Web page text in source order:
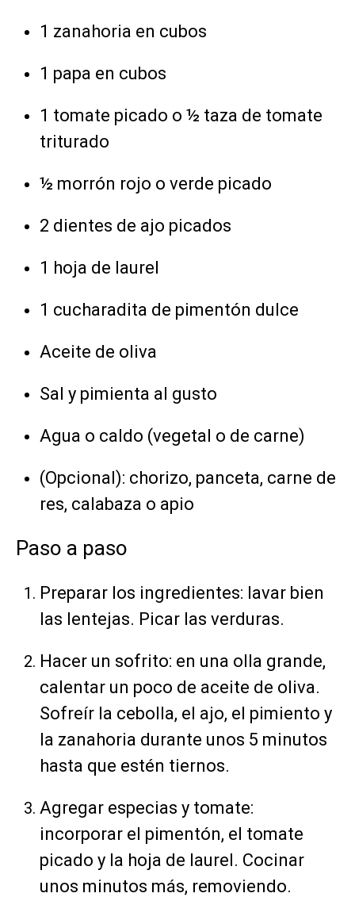
1 zanahoria en cubos
1 papa en cubos
1 tomate picado o ½ taza de tomate
triturado
½ morrón rojo o verde picado
2 dientes de ajo picados
1 hoja de laurel
1 cucharadita de pimentón dulce
Aceite de oliva
Sal y pimienta al gusto
Agua o caldo (vegetal o de carne)
(Opcional): chorizo, panceta, carne de
res, calabaza o apio
Paso a paso
Preparar los ingredientes: lavar bien
las lentejas. Picar las verduras.
Hacer un sofrito: en una olla grande,
calentar un poco de aceite de oliva.
Sofreír la cebolla, el ajo, el pimiento y
la zanahoria durante unos 5 minutos
hasta que estén tiernos.
Agregar especias y tomate:
incorporar el pimentón, el tomate
picado y la hoja de laurel. Cocinar
unos minutos más, removiendo.